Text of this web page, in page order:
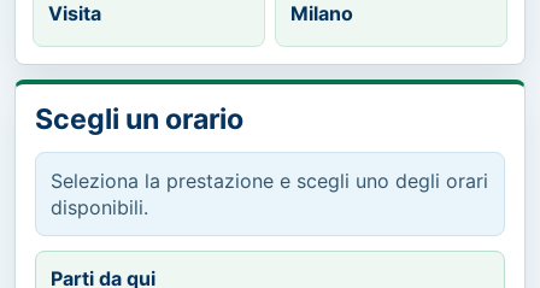
Visita Milano
Scegli un orario
Seleziona la prestazione e scegli uno degli orari
disponibili.
Parti da qui